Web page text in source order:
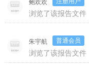
鲍欢欢
浏览了该报告文件
朱宇航 普通会员
浏览了该报告文件